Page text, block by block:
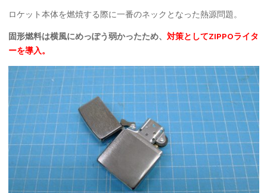
ロケット本体を燃焼する際に一番のネックとなった熱源問題。
固形燃料は横風にめっぽう弱かったため、 対策としてZIPPOライタ
ーを導入。